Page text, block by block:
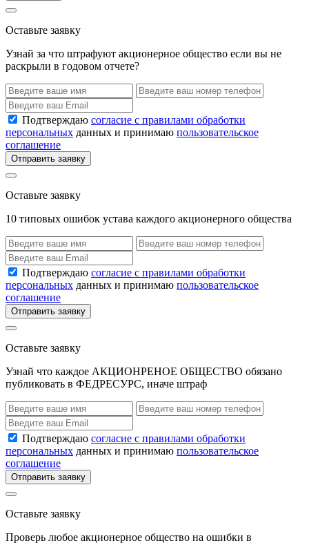
Оставьте заявку
Узнай за что штрафуют акционерное общество если вы не
раскрыли в годовом отчете?
Подтверждаю согласие с правилами обработки
персональных данных и принимаю пользовательское
соглашение
Отправить заявку
Оставьте заявку
10 типовых ошибок устава каждого акционерного общества
Подтверждаю согласие с правилами обработки
персональных данных и принимаю пользовательское
соглашение
Отправить заявку
Оставьте заявку
Узнай что каждое АКЦИОНРЕНОЕ ОБЩЕСТВО обязано
публиковать в ФЕДРЕСУРС, иначе штраф
Подтверждаю согласие с правилами обработки
персональных данных и принимаю пользовательское
соглашение
Отправить заявку
Оставьте заявку
Проверь любое акционерное общество на ошибки в